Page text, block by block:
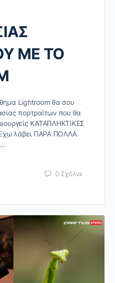
ΜΕ ΤΟ
Lightroom θα σου
πορτραίτων που θα
ΚΑΤΑΠΛΗΚΤΙΚΕΣ
λάβει ΠΑΡΑ ΠΟΛΛΑ
0 Σχόλια